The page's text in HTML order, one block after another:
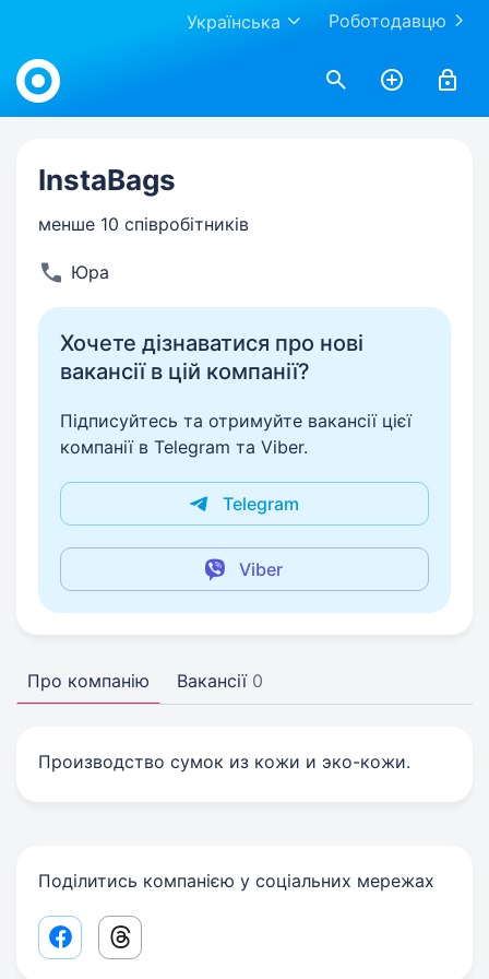
Роботодавцю
Українська
Work.ua
InstaBags
менше 10 співробітників
Юра
Хочете дізнаватися про нові
вакансії в цій компанії?
Підписуйтесь та отримуйте вакансії цієї
компанії в Telegram та Viber.
Telegram
Viber
Про компанію Вакансії 0
Производство сумок из кожи и эко-кожи.
Поділитись компанією у соціальних мережах
Facebook share link
Threads share link